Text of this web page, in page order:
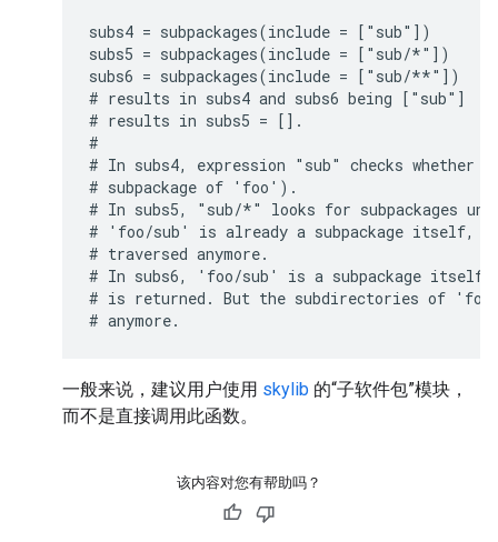
subs4 = subpackages(include = ["sub"])
subs5 = subpackages(include = ["sub/*"])
subs6 = subpackages(include = ["sub/**"])
# results in subs4 and subs6 being ["sub"]
# results in subs5 = [].
#
# In subs4, expression "sub" checks
# subpackage of 'foo').
# In subs5, "sub/*" looks for subpackages
# 'foo/sub' is already a subpackage itself,
# traversed anymore.
# In subs6, 'foo/sub' is a subpackage itself
# is returned. But the subdirectories of
一般来说，建议用户使用 skylib 的“子软件包”模块，
而不是直接调用此函数。
该内容对您有帮助吗？